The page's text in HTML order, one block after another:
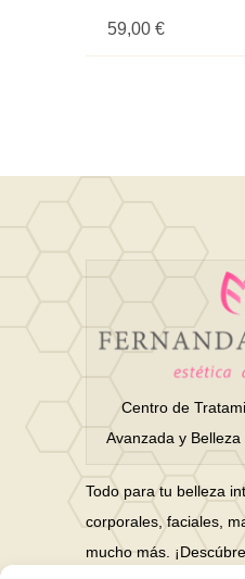
59,00 €
Centro de
Avanzada y
Todo para tu belleza
corporales, faciales,
mucho más.